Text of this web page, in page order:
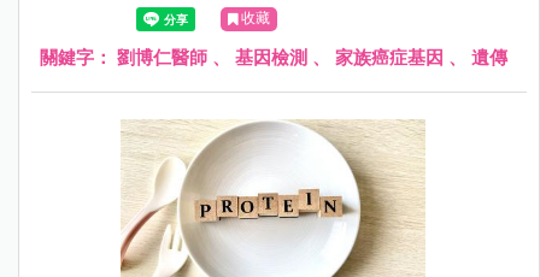
用。無論您是一名關心自身健康的讀者，還是對基因科學感
到好奇的人，我們將簡單易懂地解釋這一複雜主題，幫助您
面紗，探索家族癌症遺傳基因的秘密。
收藏
關鍵字： 劉博仁醫師 、 基因檢測 、 家族癌症基因 、 遺傳